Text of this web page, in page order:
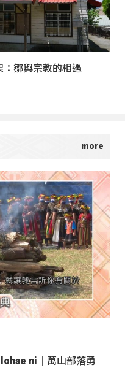
：鄒與宗教的相遇
ni｜萬山部落勇